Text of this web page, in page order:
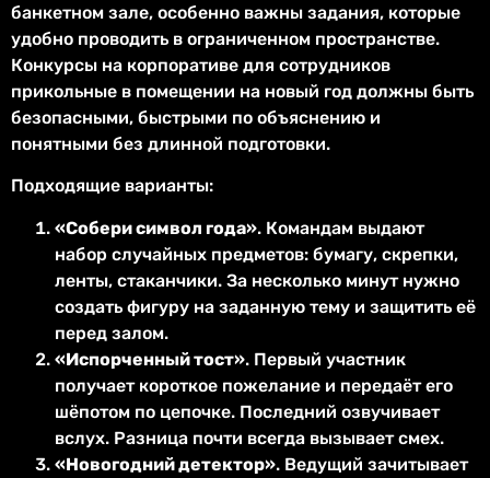
банкетном зале, особенно важны задания, которые
удобно проводить в ограниченном пространстве.
Конкурсы на корпоративе для сотрудников
прикольные в помещении на новый год должны быть
безопасными, быстрыми по объяснению и
понятными без длинной подготовки.
Подходящие варианты:
«Собери символ года». Командам выдают
набор случайных предметов: бумагу, скрепки,
ленты, стаканчики. За несколько минут нужно
создать фигуру на заданную тему и защитить её
перед залом.
«Испорченный тост». Первый участник
получает короткое пожелание и передаёт его
шёпотом по цепочке. Последний озвучивает
вслух. Разница почти всегда вызывает смех.
«Новогодний детектор». Ведущий зачитывает